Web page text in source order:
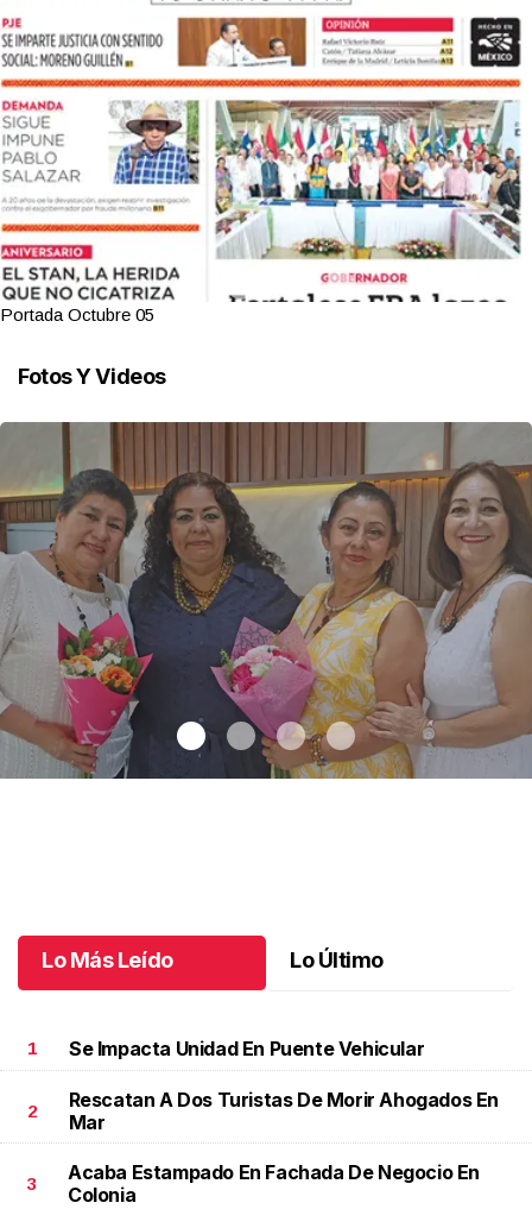
Portada Octubre 05
Fotos Y Videos
Lo Más Leído Lo Último
1 Se Impacta Unidad En Puente Vehicular
2
Rescatan A Dos Turistas De Morir Ahogados En
Mar
3
Acaba Estampado En Fachada De Negocio En
Colonia